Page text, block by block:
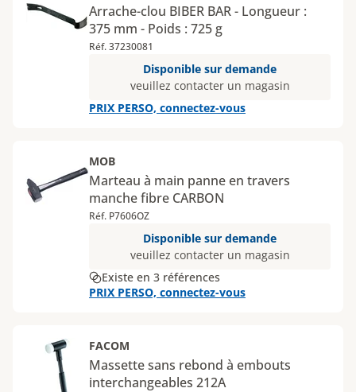
Arrache-clou BIBER BAR - Longueur :
375 mm - Poids : 725 g
Réf. 37230081
Disponible sur demande
veuillez contacter un magasin
PRIX PERSO, connectez-vous
MOB
Marteau à main panne en travers
manche fibre CARBON
Réf. P7606OZ
Disponible sur demande
veuillez contacter un magasin
Existe en 3 références
PRIX PERSO, connectez-vous
FACOM
Massette sans rebond à embouts
interchangeables 212A